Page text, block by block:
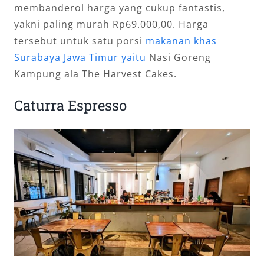
membanderol harga yang cukup fantastis,
yakni paling murah Rp69.000,00. Harga
tersebut untuk satu porsi makanan khas
Surabaya Jawa Timur yaitu Nasi Goreng
Kampung ala The Harvest Cakes.
Caturra Espresso